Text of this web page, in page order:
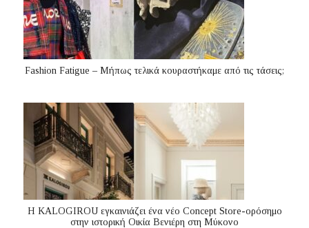
Fashion Fatigue – Μήπως τελικά κουραστήκαμε από τις τάσεις;
Η KALOGIROU εγκαινιάζει ένα νέο Concept Store-ορόσημο
στην ιστορική Οικία Βενιέρη στη Μύκονο